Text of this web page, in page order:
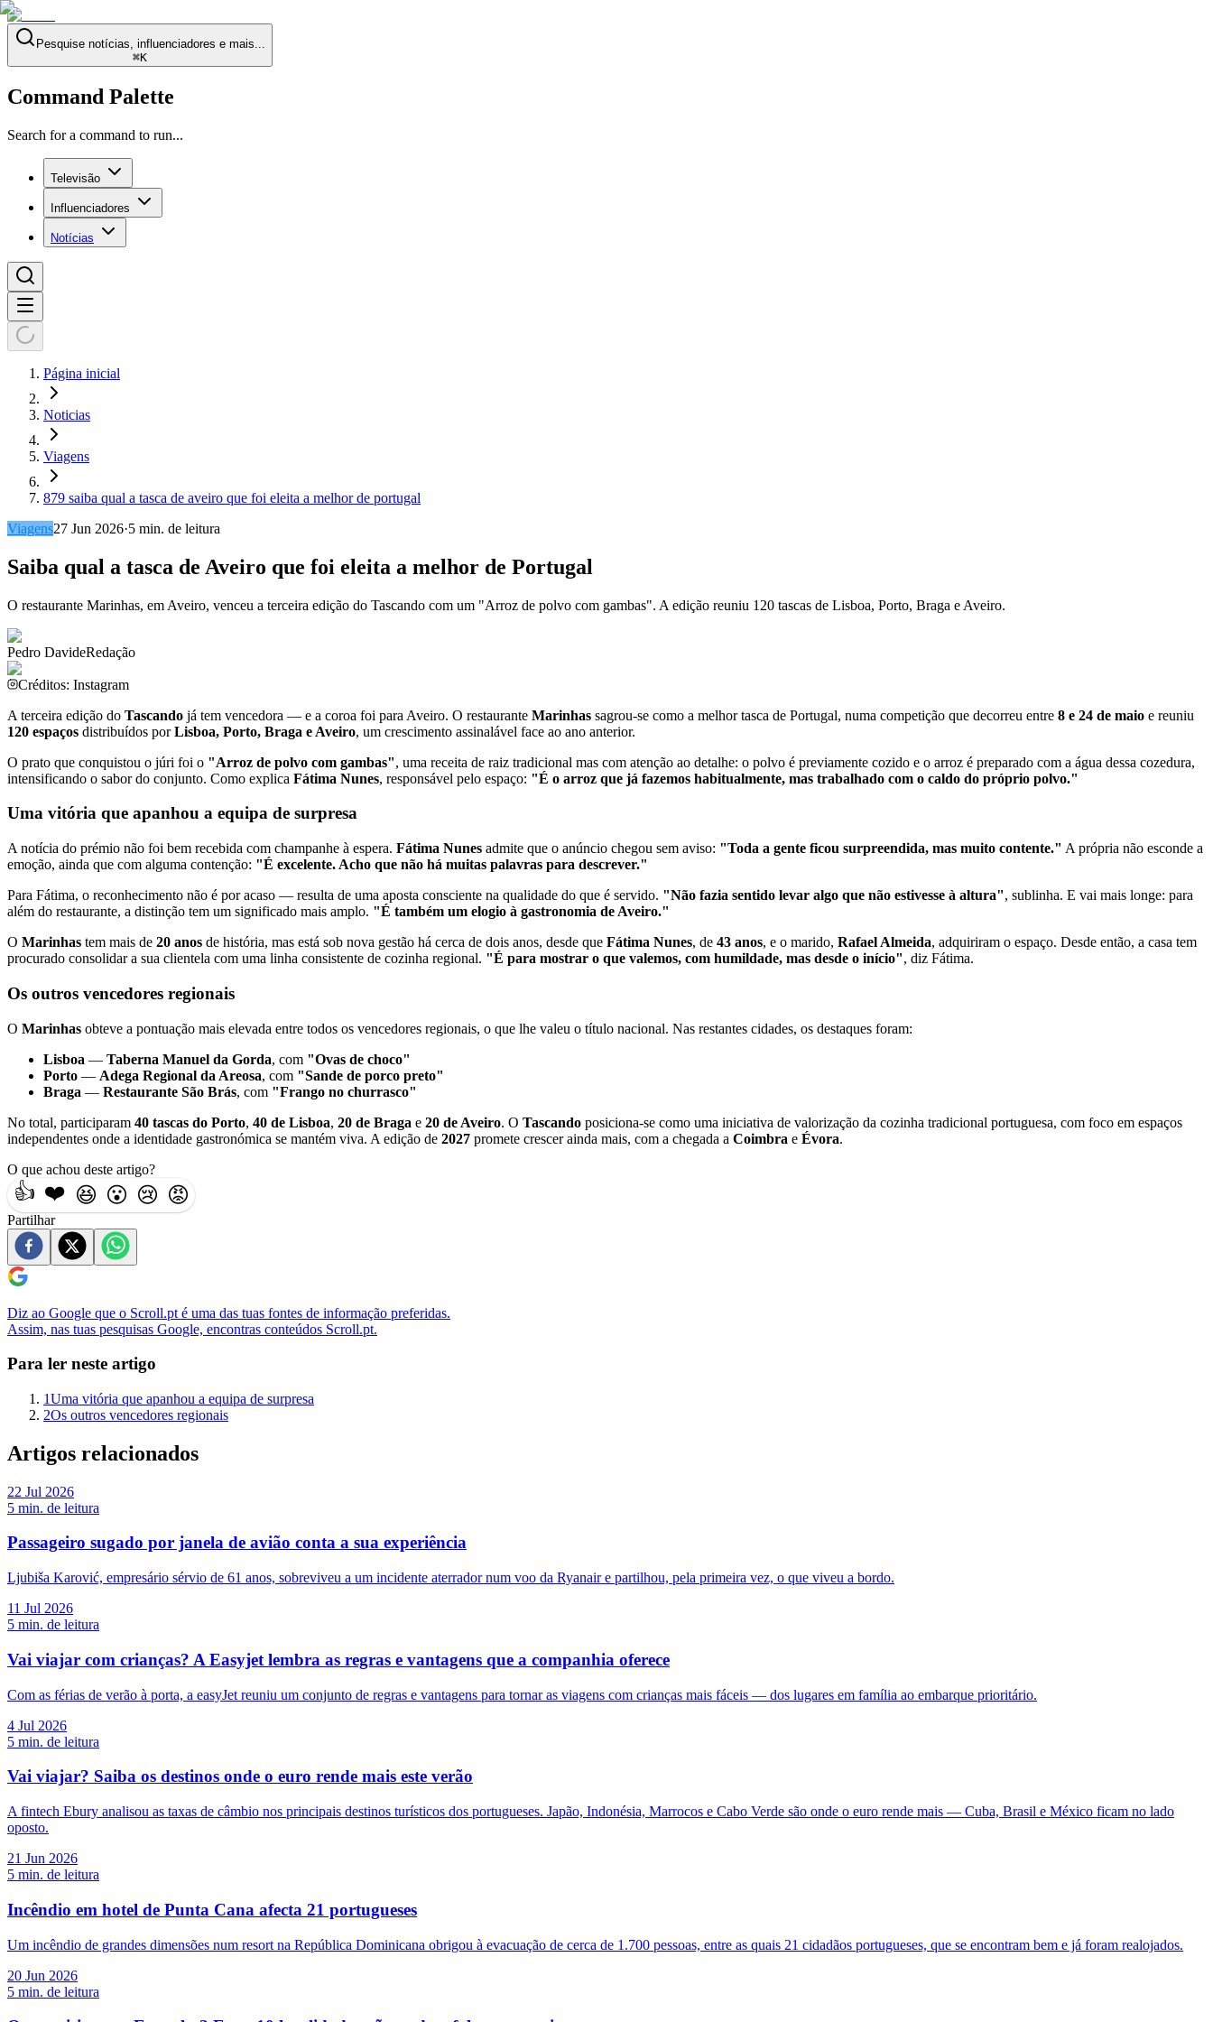
Pesquise notícias, influenciadores e mais...
⌘K
Command Palette
Search for a command to run...
Televisão
Influenciadores
Notícias
Página inicial
Noticias
Viagens
879 saiba qual a tasca de aveiro que foi eleita a melhor de portugal
Viagens27 Jun 2026·5 min. de leitura
Saiba qual a tasca de Aveiro que foi eleita a melhor de Portugal
O restaurante Marinhas, em Aveiro, venceu a terceira edição do Tascando com um "Arroz de polvo com gambas". A edição reuniu 120 tascas de Lisboa, Porto, Braga e Aveiro.
Pedro DavideRedação
Créditos: Instagram
A terceira edição do Tascando já tem vencedora — e a coroa foi para Aveiro. O restaurante Marinhas sagrou-se como a melhor tasca de Portugal, numa competição que decorreu entre 8 e 24 de maio e reuniu
120 espaços distribuídos porLisboa, Porto, Braga e Aveiro, um crescimento assinalável face ao ano anterior.
O prato que conquistou o júri foi o "Arroz de polvo com gambas", uma receita de raiz tradicional mas com atenção ao detalhe: o polvo é previamente cozido e o arroz é preparado com a água dessa cozedura,
intensificando o sabor do conjunto. Como explica Fátima Nunes, responsável pelo espaço: "É o arroz que já fazemos habitualmente, mas trabalhado com o caldo do próprio polvo."
Uma vitória que apanhou a equipa de surpresa
A notícia do prémio não foi bem recebida com champanhe à espera. Fátima Nunes admite que o anúncio chegou sem aviso: "Toda a gente ficou surpreendida, mas muito contente." A própria não esconde a
emoção, ainda que com alguma contenção: "É excelente. Acho que não há muitas palavras para descrever."
Para Fátima, o reconhecimento não é por acaso — resulta de uma aposta consciente na qualidade do que é servido. "Não fazia sentido levar algo que não estivesse à altura", sublinha. E vai mais longe: para
além do restaurante, a distinção tem um significado mais amplo. "É também um elogio à gastronomia de Aveiro."
O Marinhas tem mais de 20 anos de história, mas está sob nova gestão há cerca de dois anos, desde que Fátima Nunes, de 43 anos, e o marido, Rafael Almeida, adquiriram o espaço. Desde então, a casa tem
procurado consolidar a sua clientela com uma linha consistente de cozinha regional. "É para mostrar o que valemos, com humildade, mas desde o início", diz Fátima.
Os outros vencedores regionais
O Marinhas obteve a pontuação mais elevada entre todos os vencedores regionais, o que lhe valeu o título nacional. Nas restantes cidades, os destaques foram:
Lisboa — Taberna Manuel da Gorda, com "Ovas de choco"
Porto — Adega Regional da Areosa, com "Sande de porco preto"
Braga — Restaurante São Brás, com "Frango no churrasco"
No total, participaram 40 tascas do Porto, 40 de Lisboa, 20 de Braga e 20 de Aveiro. O Tascando posiciona-se como uma iniciativa de valorização da cozinha tradicional portuguesa, com foco em espaços
independentes onde a identidade gastronómica se mantém viva. A edição de 2027 promete crescer ainda mais, com a chegada a Coimbra e Évora.
O que achou deste artigo?
👍 ❤️ 😆 😮 😢 😡
Partilhar
Diz ao Google que o Scroll.pt é uma das tuas fontes de informação preferidas.
Assim, nas tuas pesquisas Google, encontras conteúdos Scroll.pt.
Para ler neste artigo
1Uma vitória que apanhou a equipa de surpresa
2Os outros vencedores regionais
Artigos relacionados
22 Jul 2026
5 min. de leitura
Passageiro sugado por janela de avião conta a sua experiência
Ljubiša Karović, empresário sérvio de 61 anos, sobreviveu a um incidente aterrador num voo da Ryanair e partilhou, pela primeira vez, o que viveu a bordo.
11 Jul 2026
5 min. de leitura
Vai viajar com crianças? A Easyjet lembra as regras e vantagens que a companhia oferece
Com as férias de verão à porta, a easyJet reuniu um conjunto de regras e vantagens para tornar as viagens com crianças mais fáceis — dos lugares em família ao embarque prioritário.
4 Jul 2026
5 min. de leitura
Vai viajar? Saiba os destinos onde o euro rende mais este verão
A fintech Ebury analisou as taxas de câmbio nos principais destinos turísticos dos portugueses. Japão, Indonésia, Marrocos e Cabo Verde são onde o euro rende mais — Cuba, Brasil e México ficam no lado
oposto.
21 Jun 2026
5 min. de leitura
Incêndio em hotel de Punta Cana afecta 21 portugueses
Um incêndio de grandes dimensões num resort na República Dominicana obrigou à evacuação de cerca de 1.700 pessoas, entre as quais 21 cidadãos portugueses, que se encontram bem e já foram realojados.
20 Jun 2026
5 min. de leitura